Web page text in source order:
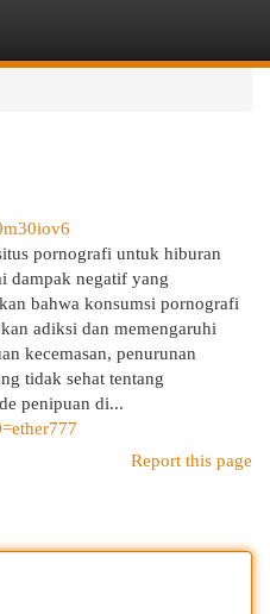
pornografi untuk hiburan
dampak negatif yang
bahwa konsumsi pornografi
adiksi dan memengaruhi
kecemasan, penurunan
tidak sehat tentang
penipuan di...
Report this page